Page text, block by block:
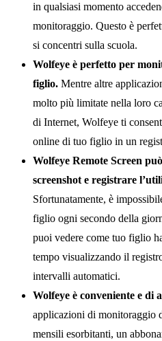
in qualsiasi momento
monitoraggio. Questo è
si concentri sulla scuola.
Wolfeye è perfetto per
figlio. Mentre altre
molto più limitate nella loro
di Internet, Wolfeye ti
online di tuo figlio in un
Wolfeye Remote Screen
screenshot e registrare
Sfortunatamente, è
figlio ogni secondo della
puoi vedere come tuo figlio
tempo visualizzando il
intervalli automatici.
Wolfeye è conveniente e di
applicazioni di monitoraggio
mensili esorbitanti, un